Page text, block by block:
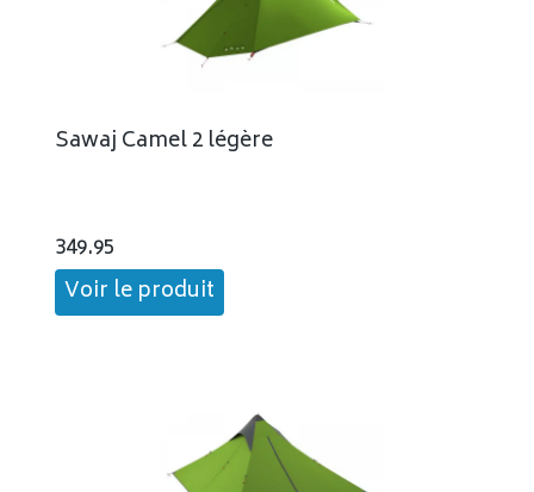
Sawaj Camel 2 légère
349.95
Voir le produit